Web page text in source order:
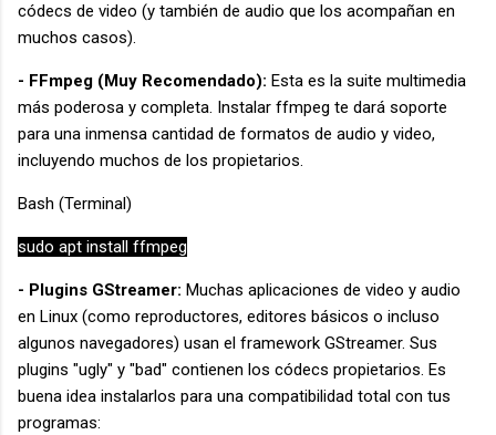
códecs de video (y también de audio que los acompañan en
muchos casos).
- FFmpeg (Muy Recomendado): Esta es la suite multimedia
más poderosa y completa. Instalar ffmpeg te dará soporte
para una inmensa cantidad de formatos de audio y video,
incluyendo muchos de los propietarios.
Bash (Terminal)
sudo apt install ffmpeg
- Plugins GStreamer: Muchas aplicaciones de video y audio
en Linux (como reproductores, editores básicos o incluso
algunos navegadores) usan el framework GStreamer. Sus
plugins "ugly" y "bad" contienen los códecs propietarios. Es
buena idea instalarlos para una compatibilidad total con tus
programas: